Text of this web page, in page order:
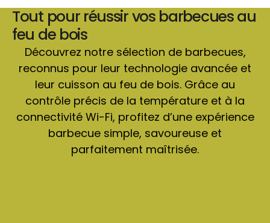
Tout pour réussir vos barbecues au
feu de bois
Découvrez notre sélection de barbecues,
reconnus pour leur technologie avancée et
leur cuisson au feu de bois. Grâce au
contrôle précis de la température et à la
connectivité Wi-Fi, profitez d’une expérience
barbecue simple, savoureuse et
parfaitement maîtrisée.